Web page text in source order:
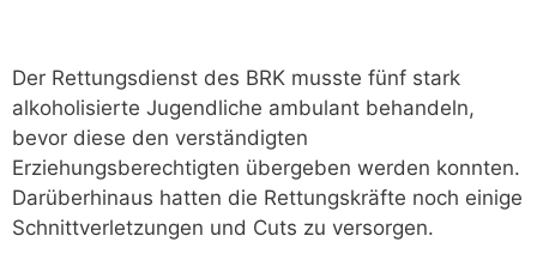
Der Rettungsdienst des BRK musste fünf stark
alkoholisierte Jugendliche ambulant behandeln,
bevor diese den verständigten
Erziehungsberechtigten übergeben werden konnten.
Darüberhinaus hatten die Rettungskräfte noch einige
Schnittverletzungen und Cuts zu versorgen.